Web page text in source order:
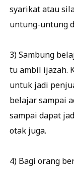
syarikat atau
untung-untung
3) Sambung
tu ambil ijazah.
untuk jadi
belajar sampai
sampai dapat
otak juga.
4) Bagi orang